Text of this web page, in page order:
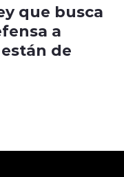
que busca
a
de